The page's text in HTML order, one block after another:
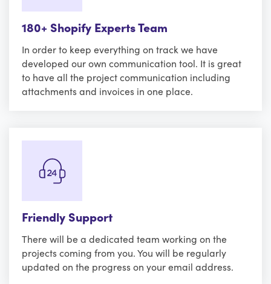
180+ Shopify Experts Team
In order to keep everything on track we have
developed our own communication tool. It is great
to have all the project communication including
attachments and invoices in one place.
Friendly Support
There will be a dedicated team working on the
projects coming from you. You will be regularly
updated on the progress on your email address.